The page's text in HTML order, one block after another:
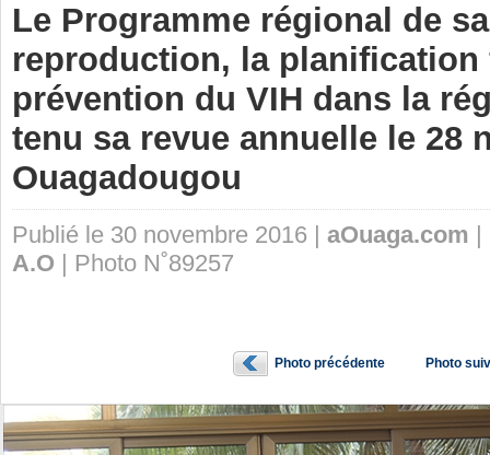
Le Programme régional de
reproduction, la planification
prévention du VIH dans la
tenu sa revue annuelle le 28
Ouagadougou
Publié le 30 novembre 2016 | aOuaga.com |
A.O | Photo N˚89257
Photo précédente Photo